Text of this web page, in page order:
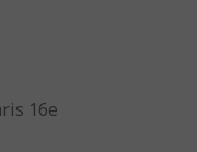
16e